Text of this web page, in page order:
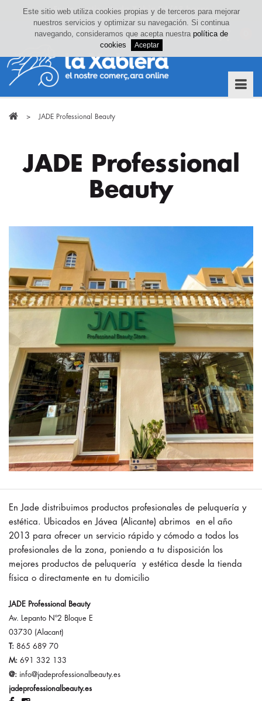
Iniciar sesión o crea tu cuenta
> JADE Professional Beauty
JADE Professional
Beauty
En Jade distribuimos productos profesionales de peluquería y
estética. Ubicados en Jávea (Alicante) abrimos en el año
2013 para ofrecer un servicio rápido y cómodo a todos los
profesionales de la zona, poniendo a tu disposición los
mejores productos de peluquería y estética desde la tienda
física o directamente en tu domicilio
JADE Professional Beauty
Av. Lepanto Nº2 Bloque E
03730 (Alacant)
T: 865 689 70
M: 691 332 133
@: info@jadeprofessionalbeauty.es
jadeprofessionalbeauty.es
Este sitio web utiliza cookies propias y de terceros para mejorar
nuestros servicios y optimizar su navegación. Si continua
navegando, consideramos que acepta nuestra política de
cookies